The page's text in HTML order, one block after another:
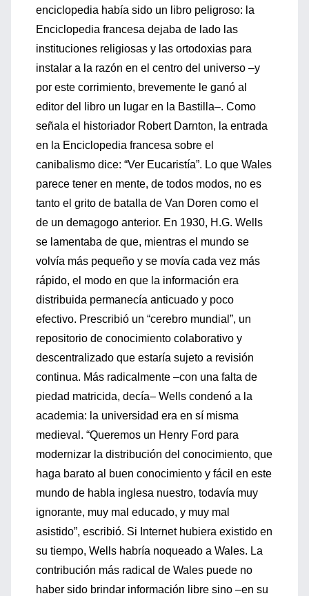
enciclopedia había sido un libro peligroso: la
Enciclopedia francesa dejaba de lado las
instituciones religiosas y las ortodoxias para
instalar a la razón en el centro del universo –y
por este corrimiento, brevemente le ganó al
editor del libro un lugar en la Bastilla–. Como
señala el historiador Robert Darnton, la entrada
en la Enciclopedia francesa sobre el
canibalismo dice: “Ver Eucaristía”. Lo que Wales
parece tener en mente, de todos modos, no es
tanto el grito de batalla de Van Doren como el
de un demagogo anterior. En 1930, H.G. Wells
se lamentaba de que, mientras el mundo se
volvía más pequeño y se movía cada vez más
rápido, el modo en que la información era
distribuida permanecía anticuado y poco
efectivo. Prescribió un “cerebro mundial”, un
repositorio de conocimiento colaborativo y
descentralizado que estaría sujeto a revisión
continua. Más radicalmente –con una falta de
piedad matricida, decía– Wells condenó a la
academia: la universidad era en sí misma
medieval. “Queremos un Henry Ford para
modernizar la distribución del conocimiento, que
haga barato al buen conocimiento y fácil en este
mundo de habla inglesa nuestro, todavía muy
ignorante, muy mal educado, y muy mal
asistido”, escribió. Si Internet hubiera existido en
su tiempo, Wells habría noqueado a Wales. La
contribución más radical de Wales puede no
haber sido brindar información libre sino –en su